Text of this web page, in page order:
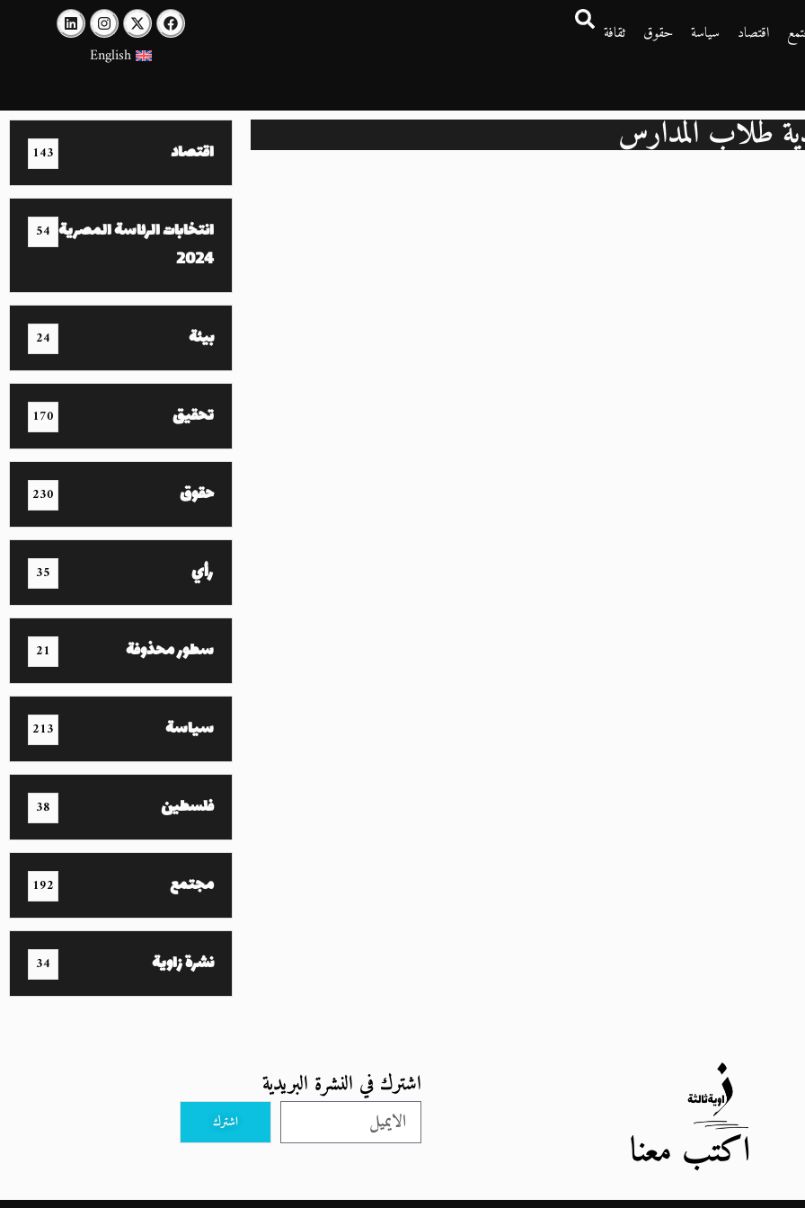
اقتصاد سياسة حقوق
ثقافة
English
طلاب المدارس اقتصاد 143
انتخابات الرئاسة المصرية
2024
54
بيئة 24
تحقيق 170
حقوق 230
رأي 35
سطور محذوفة 21
سياسة 213
فلسطين 38
مجتمع 192
نشرة زاوية 34
اكتب معنا
اشترك في النشرة البريدية
اشترك